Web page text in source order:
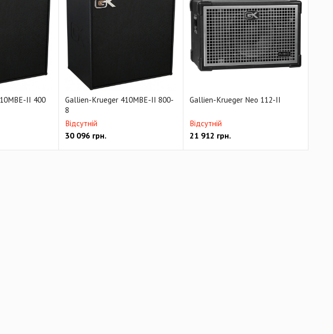
II 400
Gallien-Krueger 410MBE-II 800-
8
Відсутній
30 096грн.
Gallien-Krueger Neo 112-II
Відсутній
21 912 грн.